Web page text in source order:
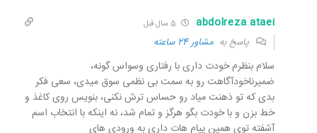
abdolreza ataei
پاسخ به مشاور 24 ساعته
سلام بنظرم خودت داری با رفتاری وسواس گونه،
ضمیرناخودآگاهت رو به سمت بی نظمی سوق میدی، سعی فکر
بدی که تو ذهنت میاد رو حساس ترش نکنی، بنویس روی کاغذ و
خط بزن و با خودت بگو هرگز و تمام شد، نه اینکه با انتخاب اسم
آشفته توی همین پیام هات داری به ورودی های